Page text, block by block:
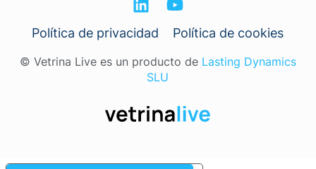
Política de privacidad Política de cookies
© Vetrina Live es un producto de Lasting Dynamics
SLU